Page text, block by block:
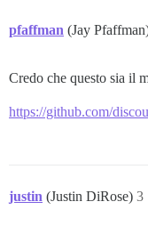
pfaffman (Jay
Credo che questo sia il
https://github.com/
justin (Justin DiRose) 3